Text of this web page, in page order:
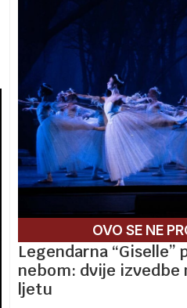
OVO SE NE
Legendarna
nebom: dvije izvedbe
ljetu